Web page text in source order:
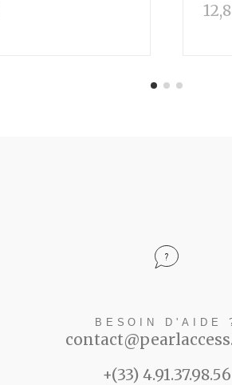
BESOIN D'AIDE
+(33) 4.91.37.98.56